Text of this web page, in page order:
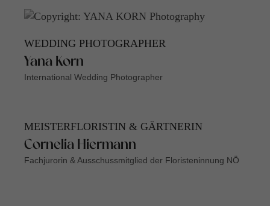
WEDDING PHOTOGRAPHER
Yana Korn
International Wedding Photographer
MEISTERFLORISTIN & GÄRTNERIN
Cornelia Hiermann
Fachjurorin & Ausschussmitglied der Floristeninnung NÖ